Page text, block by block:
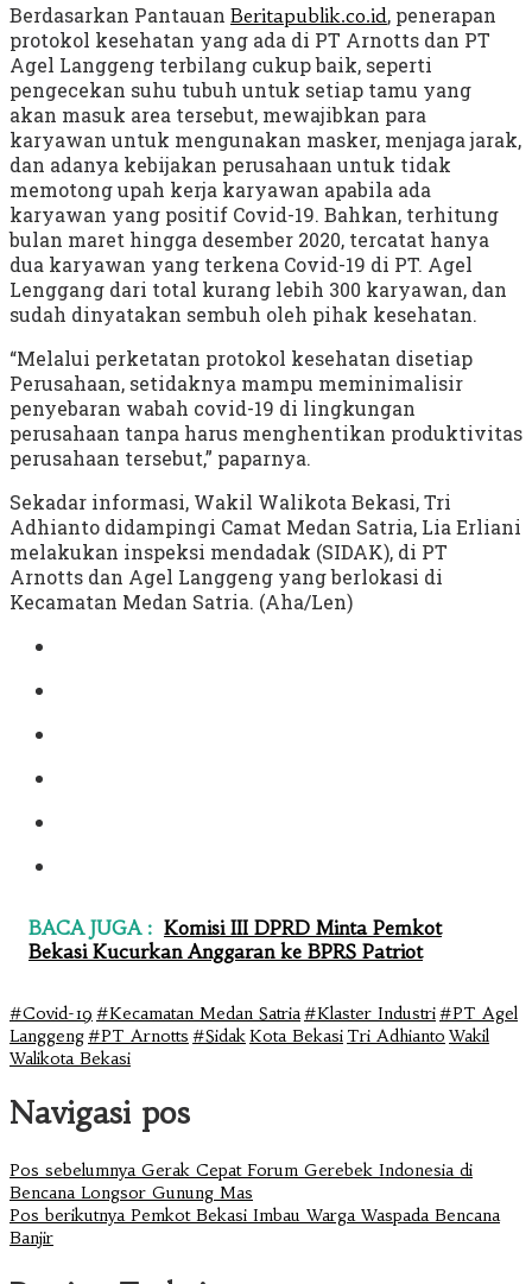
Berdasarkan Pantauan Beritapublik.co.id, penerapan
protokol kesehatan yang ada di PT Arnotts dan PT
Agel Langgeng terbilang cukup baik, seperti
pengecekan suhu tubuh untuk setiap tamu yang
akan masuk area tersebut, mewajibkan para
karyawan untuk mengunakan masker, menjaga jarak,
dan adanya kebijakan perusahaan untuk tidak
memotong upah kerja karyawan apabila ada
karyawan yang positif Covid-19. Bahkan, terhitung
bulan maret hingga desember 2020, tercatat hanya
dua karyawan yang terkena Covid-19 di PT. Agel
Lenggang dari total kurang lebih 300 karyawan, dan
sudah dinyatakan sembuh oleh pihak kesehatan.
“Melalui perketatan protokol kesehatan disetiap
Perusahaan, setidaknya mampu meminimalisir
penyebaran wabah covid-19 di lingkungan
perusahaan tanpa harus menghentikan produktivitas
perusahaan tersebut,” paparnya.
Sekadar informasi, Wakil Walikota Bekasi, Tri
Adhianto didampingi Camat Medan Satria, Lia Erliani
melakukan inspeksi mendadak (SIDAK), di PT
Arnotts dan Agel Langgeng yang berlokasi di
Kecamatan Medan Satria. (Aha/Len)
BACA JUGA : Komisi III DPRD Minta Pemkot
Bekasi Kucurkan Anggaran ke BPRS Patriot
#Covid-19 #Kecamatan Medan Satria#Klaster Industri#PT Agel
Langgeng#PT Arnotts #SidakKota Bekasi Tri Adhianto Wakil
Walikota Bekasi
Navigasi pos
Pos sebelumnyaGerak Cepat Forum Gerebek Indonesia di
Bencana Longsor Gunung Mas
Pos berikutnyaPemkot Bekasi Imbau Warga Waspada Bencana
Banjir